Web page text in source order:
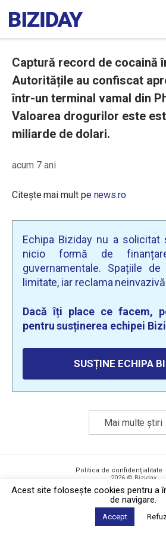
Captură record de cocaină
Autoritățile au confiscat
într-un terminal vamal din
Valoarea drogurilor este
miliarde de dolari.
acum 7 ani
Citește mai mult pe news.ro
Echipa Biziday nu a
nicio formă de
guvernamentale. Spațiile
limitate, iar reclama
Dacă îți place ce facem,
pentru susținerea echipei
SUSȚINE ECHIPA
Mai multe știri
Politica de confidențialitate ·
2026 © Biziday
Acest site foloseşte cookies pentru a
de navigare.
Accept